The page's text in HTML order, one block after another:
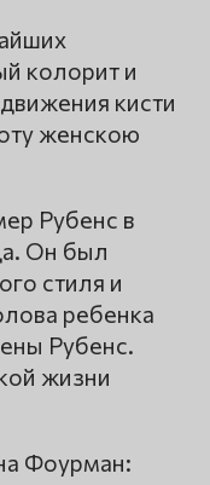
колорит и
кисти
женскою
Рубенс в
Он был
стиля и
ребенка
Рубенс.
жизни